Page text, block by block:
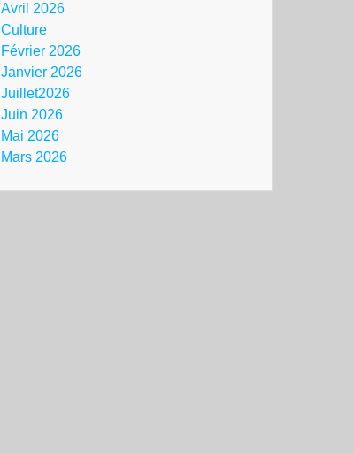
Avril 2026
Culture
Février 2026
Janvier 2026
Juillet2026
Juin 2026
Mai 2026
Mars 2026